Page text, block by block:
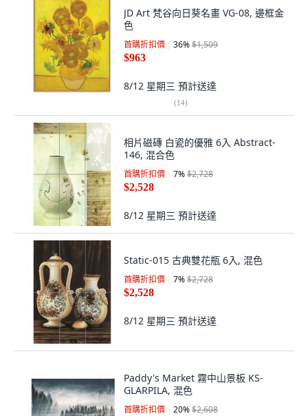
JD Art 梵谷向日葵名畫 VG-08, 邊框金
色
首購折扣價 36%$1,509
$963
8/12 星期三 預計送達
(14)
相片磁磚 白瓷的優雅 6入 Abstract-
146, 混合色
首購折扣價 7%$2,728
$2,528
8/12 星期三 預計送達
Static-015 古典雙花瓶 6入, 混色
首購折扣價 7%$2,728
$2,528
8/12 星期三 預計送達
Paddy's Market 霧中山景板 KS-
GLARPILA, 混色
首購折扣價 20%$2,608